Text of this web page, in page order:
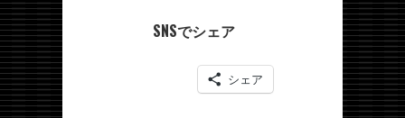
SNSでシェア
シェア